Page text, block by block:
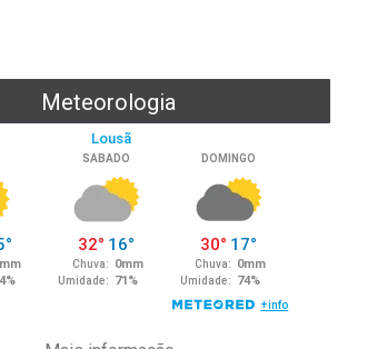
Meteorologia